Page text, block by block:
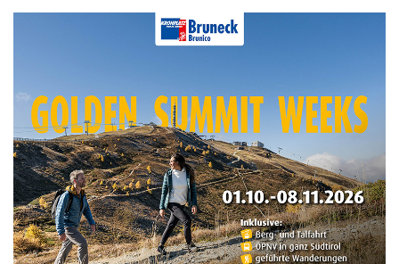
Im Tourenarchiv suchen
Region:
Gebirge: